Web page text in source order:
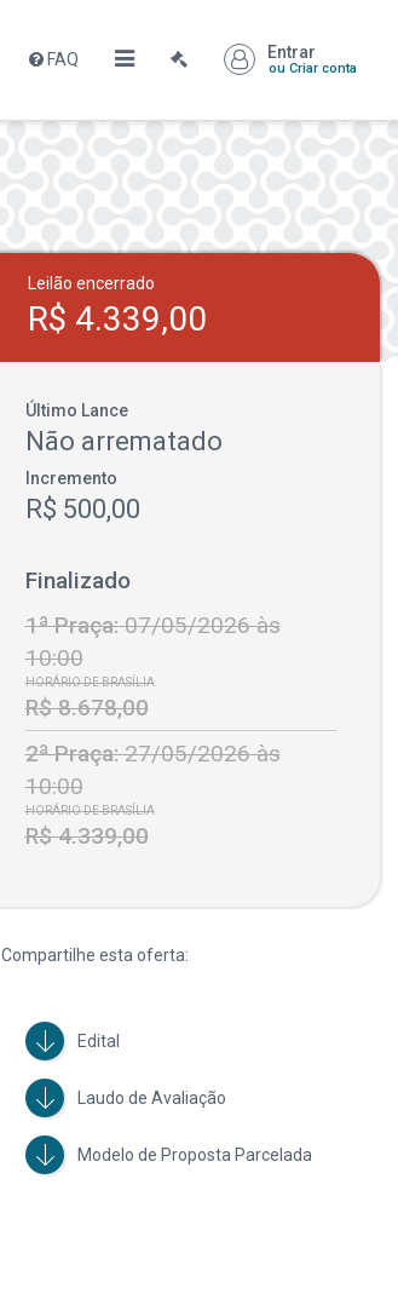
FAQ Entrar
ou Criar conta
Leilão encerrado
R$ 4.339,00
Último Lance
Não arrematado
Incremento
R$ 500,00
Finalizado
1ª Praça:07/05/2026 às
10:00
HORÁRIO DE BRASÍLIA
R$ 8.678,00
2ª Praça:27/05/2026 às
10:00
HORÁRIO DE BRASÍLIA
R$ 4.339,00
Compartilhe esta oferta:
Edital
Laudo de Avaliação
Modelo de Proposta Parcelada